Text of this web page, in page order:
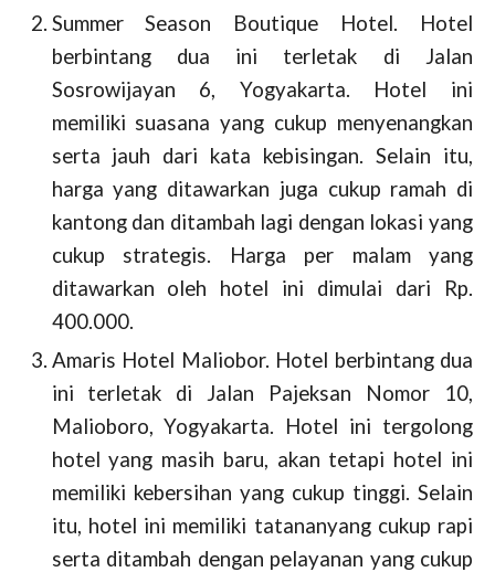
Summer Season Boutique Hotel. Hotel
berbintang dua ini terletak di Jalan
Sosrowijayan 6, Yogyakarta. Hotel ini
memiliki suasana yang cukup menyenangkan
serta jauh dari kata kebisingan. Selain itu,
harga yang ditawarkan juga cukup ramah di
kantong dan ditambah lagi dengan lokasi yang
cukup strategis. Harga per malam yang
ditawarkan oleh hotel ini dimulai dari Rp.
400.000.
Amaris Hotel Maliobor. Hotel berbintang dua
ini terletak di Jalan Pajeksan Nomor 10,
Malioboro, Yogyakarta. Hotel ini tergolong
hotel yang masih baru, akan tetapi hotel ini
memiliki kebersihan yang cukup tinggi. Selain
itu, hotel ini memiliki tatananyang cukup rapi
serta ditambah dengan pelayanan yang cukup